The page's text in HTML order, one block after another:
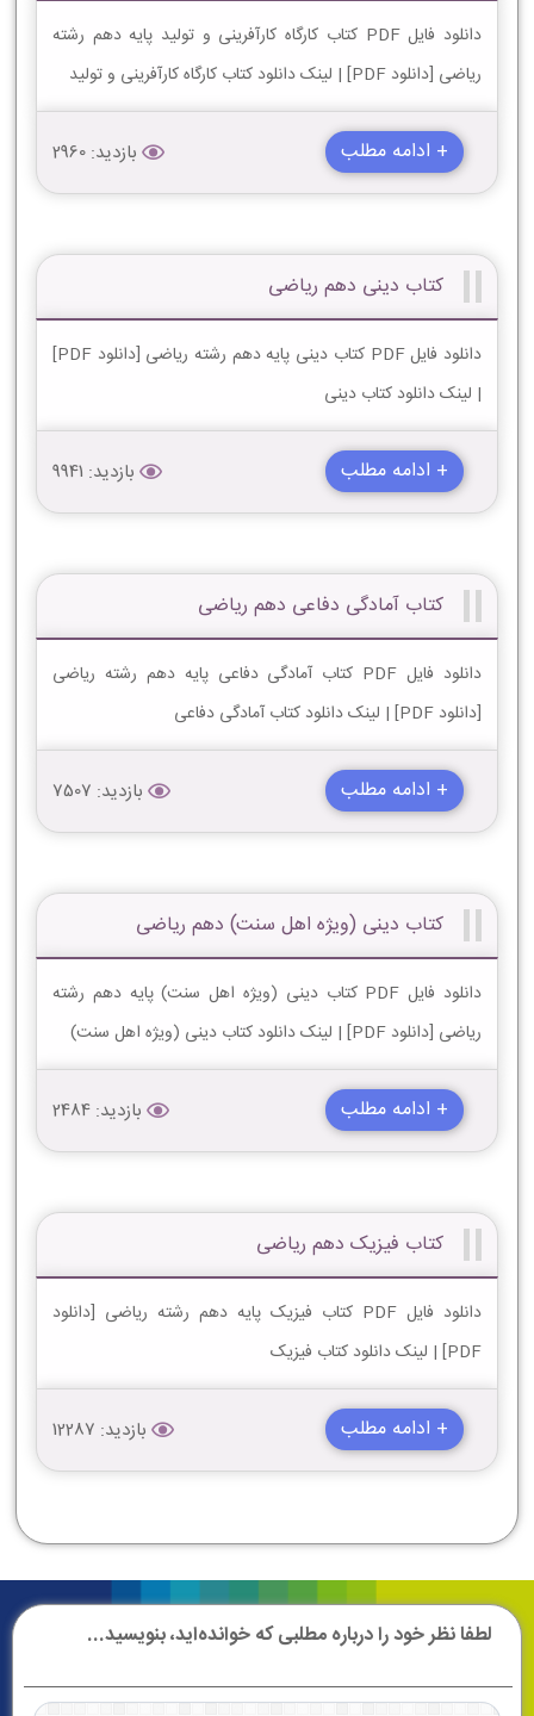
دانلود فایل PDF کتاب کارگاه کارآفرینی و تولید پایه دهم رشته
ریاضی [دانلود PDF] | لینک دانلود کتاب کارگاه کارآفرینی و تولید
+ ادامه مطلب بازدید: 2960
کتاب دینی دهم ریاضی
دانلود فایل PDF کتاب دینی پایه دهم رشته ریاضی [دانلود PDF]
| لینک دانلود کتاب دینی
+ ادامه مطلب بازدید: 9941
کتاب آمادگی دفاعی دهم ریاضی
دانلود فایل PDF کتاب آمادگی دفاعی پایه دهم رشته ریاضی
[دانلود PDF] | لینک دانلود کتاب آمادگی دفاعی
+ ادامه مطلب بازدید: 7507
کتاب دینی (ویژه اهل سنت) دهم ریاضی
دانلود فایل PDF کتاب دینی (ویژه اهل سنت) پایه دهم رشته
ریاضی [دانلود PDF] | لینک دانلود کتاب دینی (ویژه اهل سنت)
+ ادامه مطلب بازدید: 2484
کتاب فیزیک دهم ریاضی
دانلود فایل PDF کتاب فیزیک پایه دهم رشته ریاضی [دانلود
PDF] | لینک دانلود کتاب فیزیک
+ ادامه مطلب بازدید: 12287
لطفا نظر خود را درباره مطلبی که خوانده‌اید، بنویسید...